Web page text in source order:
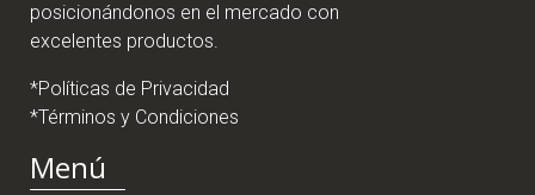
posicionándonos en el mercado con
excelentes productos.
*Políticas de Privacidad
*Términos y Condiciones
Menú